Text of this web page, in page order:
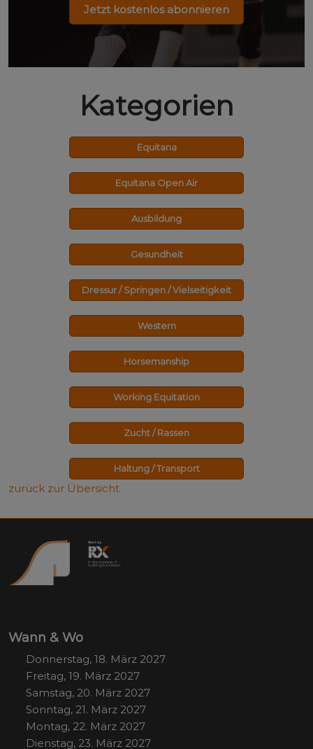
Jetzt kostenlos abonnieren
Kategorien
Equitana
Equitana Open Air
Ausbildung
Gesundheit
Dressur / Springen / Vielseitigkeit
Western
Horsemanship
Working Equitation
Zucht / Rassen
Haltung / Transport
zurück zur Übersicht
Wann & Wo
Donnerstag, 18. März 2027
Freitag, 19. März 2027
Samstag, 20. März 2027
Sonntag, 21. März 2027
Montag, 22. März 2027
Dienstag, 23. März 2027